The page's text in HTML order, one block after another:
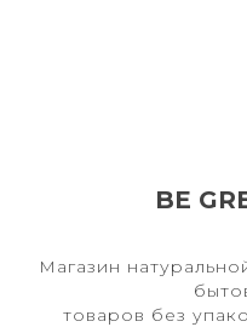
BE
Магазин
товаров без